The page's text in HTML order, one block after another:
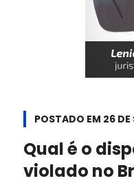
POSTADO EM 26 DE
Qual é o
violado no